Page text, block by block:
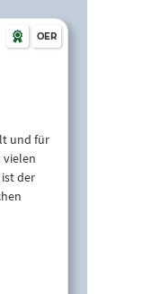
OER
und für
vielen
der